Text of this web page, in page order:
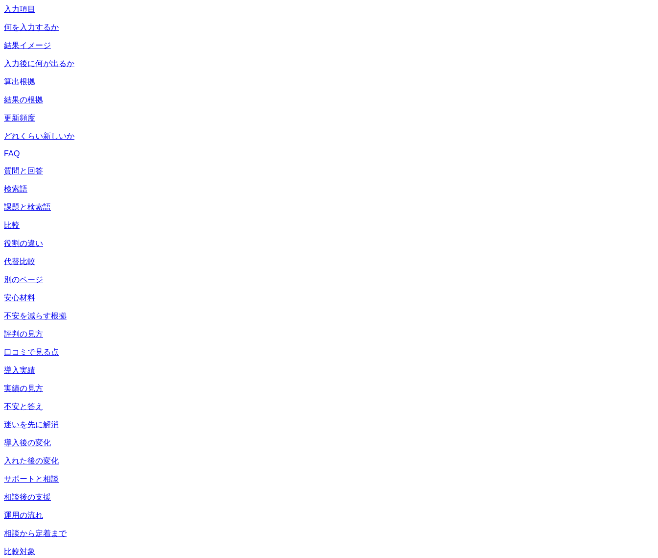
入力項目
何を入力するか
結果イメージ
入力後に何が出るか
算出根拠
結果の根拠
更新頻度
どれくらい新しいか
FAQ
質問と回答
検索語
課題と検索語
比較
役割の違い
代替比較
別のページ
安心材料
不安を減らす根拠
評判の見方
口コミで見る点
導入実績
実績の見方
不安と答え
迷いを先に解消
導入後の変化
入れた後の変化
サポートと相談
相談後の支援
運用の流れ
相談から定着まで
比較対象